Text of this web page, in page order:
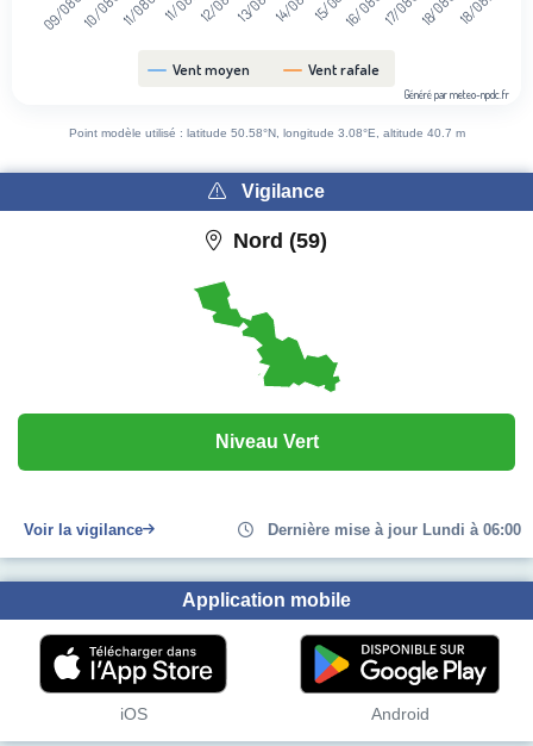
Vent moyen Vent rafale
Généré par meteo-npdc.fr
Point modèle utilisé : latitude 50.58°N, longitude 3.08°E, altitude 40.7 m
Vigilance
Nord (59)
Niveau Vert
Voir la vigilance Dernière mise à jour Lundi à 06:00
Application mobile
iOS Android